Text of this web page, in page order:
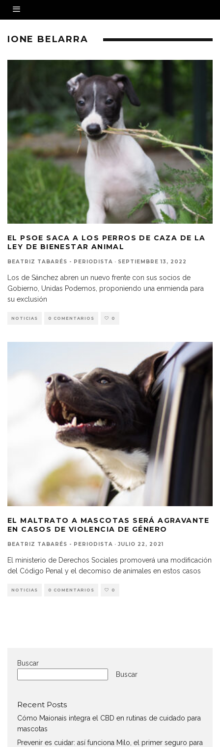
IONE BELARRA
EL PSOE SACA A LOS PERROS DE CAZA DE LA
LEY DE BIENESTAR ANIMAL
BEATRIZ TABARÉS - PERIODISTA · SEPTIEMBRE 13, 2022
Los de Sánchez abren un nuevo frente con sus socios de
Gobierno, Unidas Podemos, proponiendo una enmienda para
su exclusión
NOTICIAS 0 COMENTARIOS 0
EL MALTRATO A MASCOTAS SERÁ AGRAVANTE
EN CASOS DE VIOLENCIA DE GÉNERO
BEATRIZ TABARÉS - PERIODISTA · JULIO 22, 2021
El ministerio de Derechos Sociales promoverá una modificación
del Código Penal y el decomiso de animales en estos casos
NOTICIAS 0 COMENTARIOS 0
Buscar
Buscar
Recent Posts
Cómo Maionais integra el CBD en rutinas de cuidado para
mascotas
Prevenir es cuidar: así funciona Milo, el primer seguro para